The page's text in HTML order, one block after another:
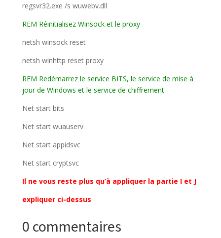
regsvr32.exe /s wuwebv.dll
REM Réinitialisez Winsock et le proxy
netsh winsock reset
netsh winhttp reset proxy
REM Redémarrez le service BITS, le service de mise à
jour de Windows et le service de chiffrement
Net start bits
Net start wuauserv
Net start appidsvc
Net start cryptsvc
Il ne vous reste plus qu’à appliquer la partie I et J
expliquer ci-dessus
0 commentaires